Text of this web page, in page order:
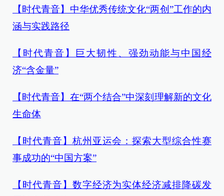
【时代青音】中华优秀传统文化“两创”工作的内
涵与实践路径
【时代青音】巨大韧性、强劲动能与中国经
济“含金量”
【时代青音】在“两个结合”中深刻理解新的文化
生命体
【时代青音】杭州亚运会：探索大型综合性赛
事成功的“中国方案”
【时代青音】数字经济为实体经济减排降碳发